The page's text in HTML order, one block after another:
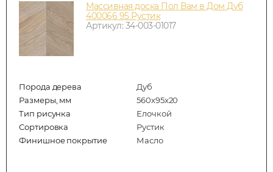
Массивная доска Пол Вам в Дом Дуб
400066 95 Рустик
Артикул: 34-003-01017
Порода дерева
Дуб
Размеры, мм
560x95x20
Тип рисунка
Елочкой
Сортировка
Рустик
Финишное покрытие
Масло